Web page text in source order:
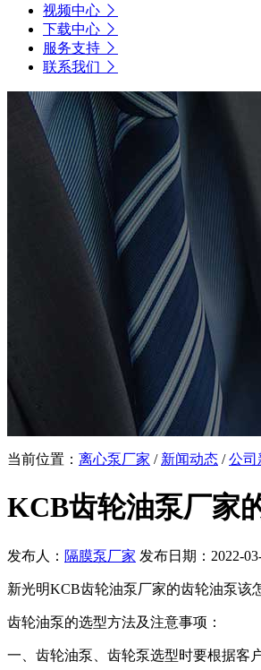
视频中心
下载中心
服务支持
联系我们
当前位置： 离心泵厂家 / 新闻动态 /公司
KCB齿轮油泵厂家
发布人： 隔膜泵厂家 发布日期：2022-
新光明KCB齿轮油泵厂家的齿轮油泵该
齿轮油泵的选型方法及注意事项：
一、齿轮油泵、齿轮泵选型时要根据客